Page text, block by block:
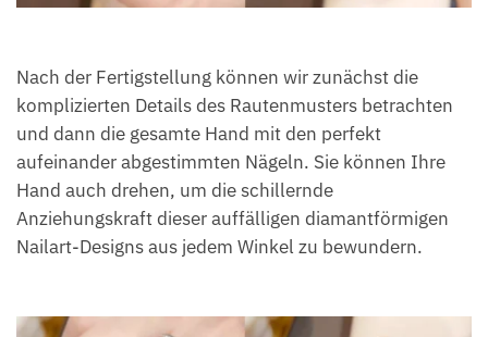
Nach der Fertigstellung können wir zunächst die
komplizierten Details des Rautenmusters betrachten
und dann die gesamte Hand mit den perfekt
aufeinander abgestimmten Nägeln. Sie können Ihre
Hand auch drehen, um die schillernde
Anziehungskraft dieser auffälligen diamantförmigen
Nailart-Designs aus jedem Winkel zu bewundern.